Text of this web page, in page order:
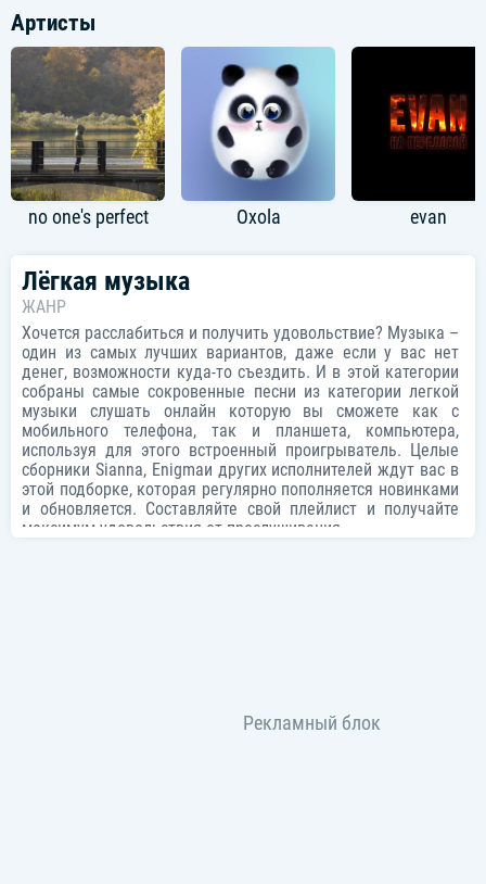
Артисты
no one's perfect Oxola evan
Лёгкая музыка
ЖАНР
Хочется расслабиться и получить удовольствие? Музыка –
один из самых лучших вариантов, даже если у вас нет
денег, возможности куда-то съездить. И в этой категории
собраны самые сокровенные песни из категории легкой
музыки слушать онлайн которую вы сможете как с
мобильного телефона, так и планшета, компьютера,
используя для этого встроенный проигрыватель. Целые
сборники Sianna, Enigmaи других исполнителей ждут вас в
этой подборке, которая регулярно пополняется новинками
и обновляется. Составляйте свой плейлист и получайте
максимум удовольствия от прослушивания.